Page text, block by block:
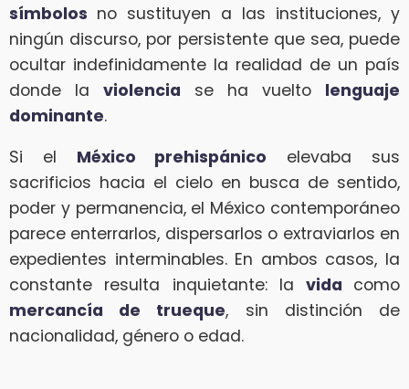
símbolos no sustituyen a las instituciones, y
ningún discurso, por persistente que sea, puede
ocultar indefinidamente la realidad de un país
donde la violencia se ha vuelto lenguaje
dominante.
Si el México prehispánico elevaba sus
sacrificios hacia el cielo en busca de sentido,
poder y permanencia, el México contemporáneo
parece enterrarlos, dispersarlos o extraviarlos en
expedientes interminables. En ambos casos, la
constante resulta inquietante: la vida como
mercancía de trueque, sin distinción de
nacionalidad, género o edad.